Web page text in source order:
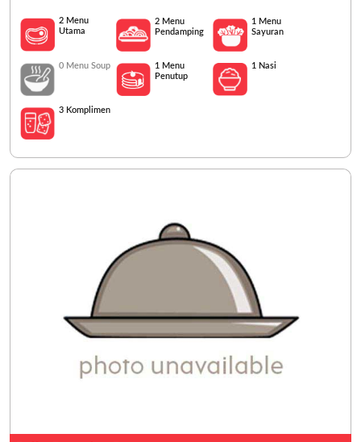
2 Menu
Utama
2 Menu
Pendamping
1 Menu
Sayuran
0 Menu Soup
1 Menu
Penutup
1 Nasi
3 Komplimen